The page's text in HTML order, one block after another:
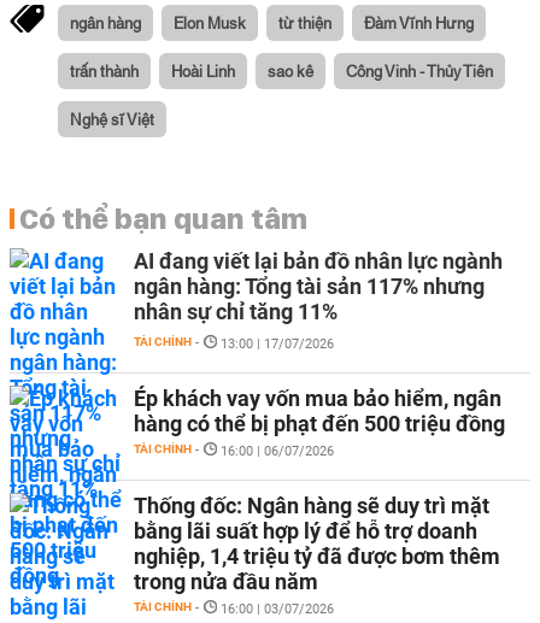
ngân hàng Elon Musk từ thiện Đàm Vĩnh Hưng
trấn thành Hoài Linh sao kê Công Vinh - Thủy Tiên
Nghệ sĩ Việt
Có thể bạn quan tâm
AI đang viết lại bản đồ nhân lực ngành
ngân hàng: Tổng tài sản 117% nhưng
nhân sự chỉ tăng 11%
TÀI CHÍNH - 13:00 | 17/07/2026
Ép khách vay vốn mua bảo hiểm, ngân
hàng có thể bị phạt đến 500 triệu đồng
TÀI CHÍNH - 16:00 | 06/07/2026
Thống đốc: Ngân hàng sẽ duy trì mặt
bằng lãi suất hợp lý để hỗ trợ doanh
nghiệp, 1,4 triệu tỷ đã được bơm thêm
trong nửa đầu năm
TÀI CHÍNH - 16:00 | 03/07/2026